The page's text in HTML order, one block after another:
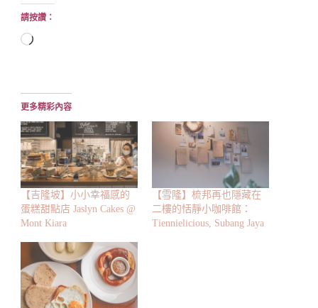
請按讚：
正
入...
更多精彩內容
【吉隆坡】小小幸福感的
蛋糕甜點店 Jaslyn Cakes @
Mont Kiara
【雪隆】梳邦再也隱藏在
二樓的恬靜小咖啡館：
Tiennielicious, Subang Jaya